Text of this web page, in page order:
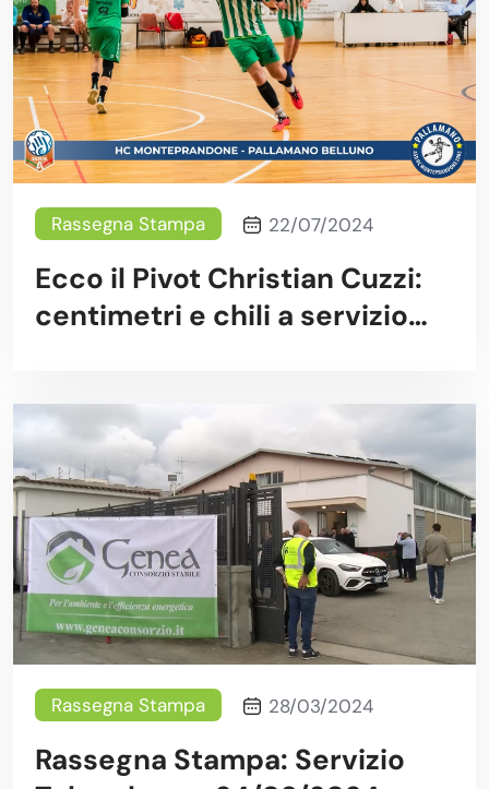
Rassegna Stampa 22/07/2024
Ecco il Pivot Christian Cuzzi:
centimetri e chili a servizio
Rassegna Stampa 28/03/2024
Rassegna Stampa: Servizio